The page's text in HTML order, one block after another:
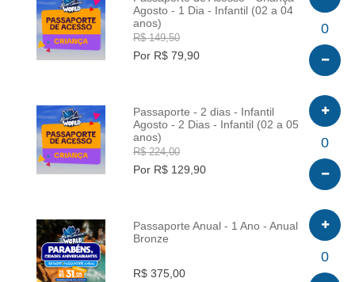
INFO
Agosto - 1 Dia - Infantil (02 a 04
anos)
R$ 149,50
Por R$ 79,90
0
INFO
Passaporte - 2 dias - Infantil
Agosto - 2 Dias - Infantil (02 a 05
anos)
R$ 224,00
Por R$ 129,90
0
INFO
Passaporte Anual - 1 Ano - Anual
Bronze
R$ 375,00
0